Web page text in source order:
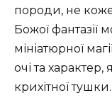
породи, не
Божої фантазії
мініатюрної
очі та
крихітної